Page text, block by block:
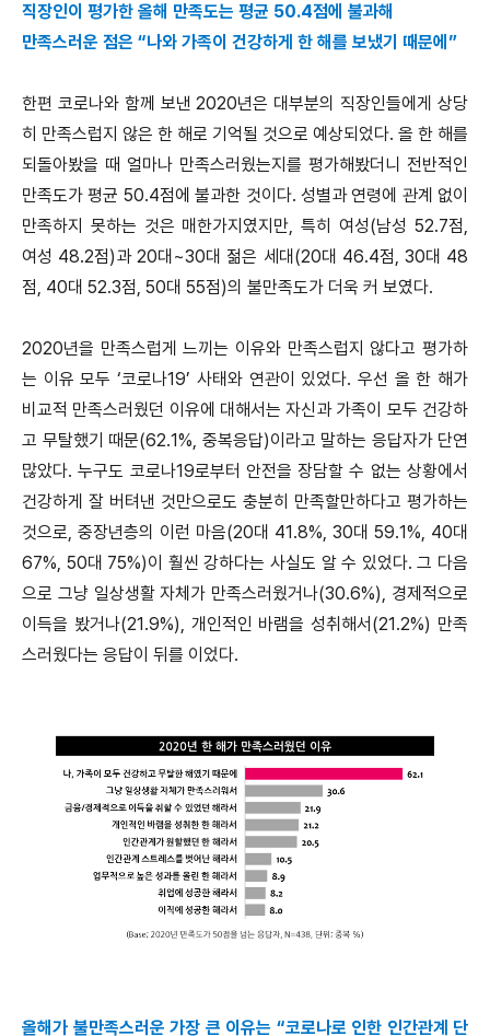
직장인이 평가한 올해 만족도는 평균 50.4점에 불과해
만족스러운 점은 “나와 가족이 건강하게 한 해를 보냈기 때문에”
한편 코로나와 함께 보낸 2020년은 대부분의 직장인들에게 상당
히 만족스럽지 않은 한 해로 기억될 것으로 예상되었다. 올 한 해를
되돌아봤을 때 얼마나 만족스러웠는지를 평가해봤더니 전반적인
만족도가 평균 50.4점에 불과한 것이다. 성별과 연령에 관계 없이
만족하지 못하는 것은 매한가지였지만, 특히 여성(남성 52.7점,
여성 48.2점)과 20대~30대 젊은 세대(20대 46.4점, 30대 48
점, 40대 52.3점, 50대 55점)의 불만족도가 더욱 커 보였다.
2020년을 만족스럽게 느끼는 이유와 만족스럽지 않다고 평가하
는 이유 모두 ‘코로나19’ 사태와 연관이 있었다. 우선 올 한 해가
비교적 만족스러웠던 이유에 대해서는 자신과 가족이 모두 건강하
고 무탈했기 때문(62.1%, 중복응답)이라고 말하는 응답자가 단연
많았다. 누구도 코로나19로부터 안전을 장담할 수 없는 상황에서
건강하게 잘 버텨낸 것만으로도 충분히 만족할만하다고 평가하는
것으로, 중장년층의 이런 마음(20대 41.8%, 30대 59.1%, 40대
67%, 50대 75%)이 훨씬 강하다는 사실도 알 수 있었다. 그 다음
으로 그냥 일상생활 자체가 만족스러웠거나(30.6%), 경제적으로
이득을 봤거나(21.9%), 개인적인 바램을 성취해서(21.2%) 만족
스러웠다는 응답이 뒤를 이었다.
올해가 불만족스러운 가장 큰 이유는 “코로나로 인한 인간관계 단